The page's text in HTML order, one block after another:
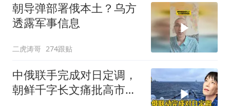
朝导弹部署俄本土？乌方
透露军事信息
二虎涛哥 274跟贴
中俄联手完成对日定调，
朝鲜千字长文痛批高市，